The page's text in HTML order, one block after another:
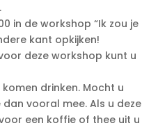
in de workshop “Ik zou je
kant opkijken!
deze workshop kunt u
drinken. Mocht u
vooral mee. Als u deze
een koffie of thee uit u